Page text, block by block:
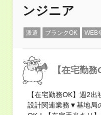
ンジニア
派遣 ブランクOK WEB
【在宅勤
【在宅勤務OK】週2
設計関連業務▼基地局